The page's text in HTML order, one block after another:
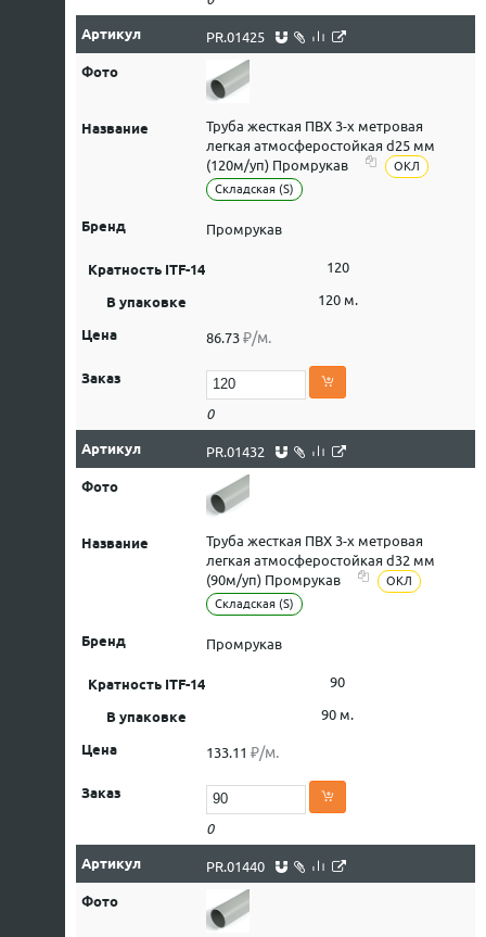
PR.01425
Труба жесткая ПВХ 3-х метровая
легкая атмосферостойкая d25 мм
(120м/уп) Промрукав
ОКЛ
Складская (S)
Промрукав
120
120 м.
86.73 ₽/м.
0
PR.01432
Труба жесткая ПВХ 3-х метровая
легкая атмосферостойкая d32 мм
(90м/уп) Промрукав
ОКЛ
Складская (S)
Промрукав
90
90 м.
133.11 ₽/м.
0
PR.01440